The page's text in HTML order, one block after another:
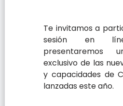
Te invitamos a
sesión en
presentaremos
exclusivo de las
y capacidades de
lanzadas este año.